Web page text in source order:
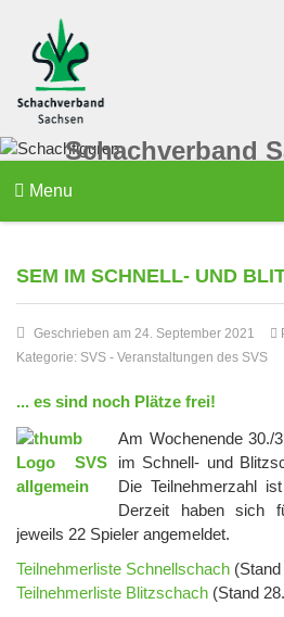
Schachverband
Menu
SEM IM SCHNELL- UND
Geschrieben am 24. September 2021
Kategorie: SVS - Veranstaltungen des SVS
... es sind noch Plätze frei!
Am Wochenende 30./
im Schnell- und
Die Teilnehmerzahl
Derzeit haben sich
jeweils 22 Spieler angemeldet.
Teilnehmerliste Schnellschach
Teilnehmerliste Blitzschach (Stand